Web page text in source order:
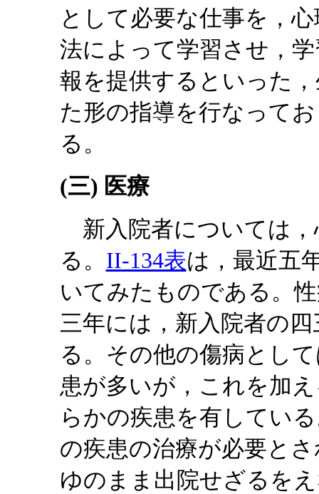
として必要な仕事を，
法によって学習させ，
報を提供するといった
た形の指導を行なって
る。
(三) 医療
新入院者については，
る。 II-134表は，最近五
いてみたものである。
三年には，新入院者の
る。その他の傷病とし
患が多いが，これを加
らかの疾患を有してい
の疾患の治療が必要と
ゆのまま出院せざるを